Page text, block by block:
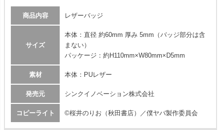
商品内容 レザーバッジ
サイズ
本体：直径 約60mm 厚み 5mm（バッジ部分は含
まない）
パッケージ：約H110mm×W80mm×D5mm
素材 本体：PUレザー
発売元 シンクイノベーション株式会社
コピーライト ©桜井のりお（秋田書店）／僕ヤバ製作委員会